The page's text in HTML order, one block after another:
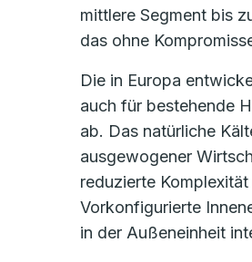
mittlere Segment bis
das ohne
Die in Europa
auch für bestehende
ab. Das natürliche
ausgewogener
reduzierte
Vorkonfigurierte
in der Außeneinheit